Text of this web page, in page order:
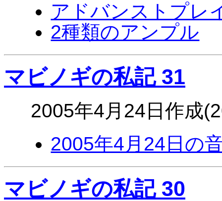
アドバンストプレ
2種類のアンプル
マビノギの私記 31
2005年4月24日作成
2005年4月24日の
マビノギの私記 30